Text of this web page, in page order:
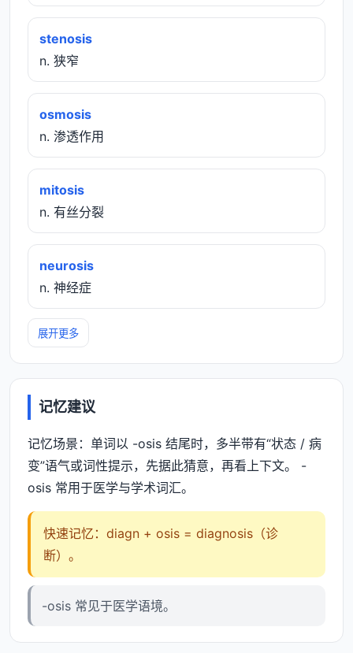
stenosis
n. 狭窄
osmosis
n. 渗透作用
mitosis
n. 有丝分裂
neurosis
n. 神经症
展开更多
记忆建议
记忆场景：单词以 -osis 结尾时，多半带有“状态 / 病
变”语气或词性提示，先据此猜意，再看上下文。 -
osis 常用于医学与学术词汇。
快速记忆：diagn + osis = diagnosis（诊
断）。
-osis 常见于医学语境。